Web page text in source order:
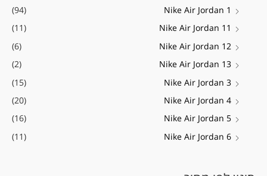
Nike Air Jordan 1
(94)
Nike Air Jordan 11
(11)
Nike Air Jordan 12
(6)
Nike Air Jordan 13
(2)
Nike Air Jordan 3
(15)
Nike Air Jordan 4
(20)
Nike Air Jordan 5
(16)
Nike Air Jordan 6
(11)